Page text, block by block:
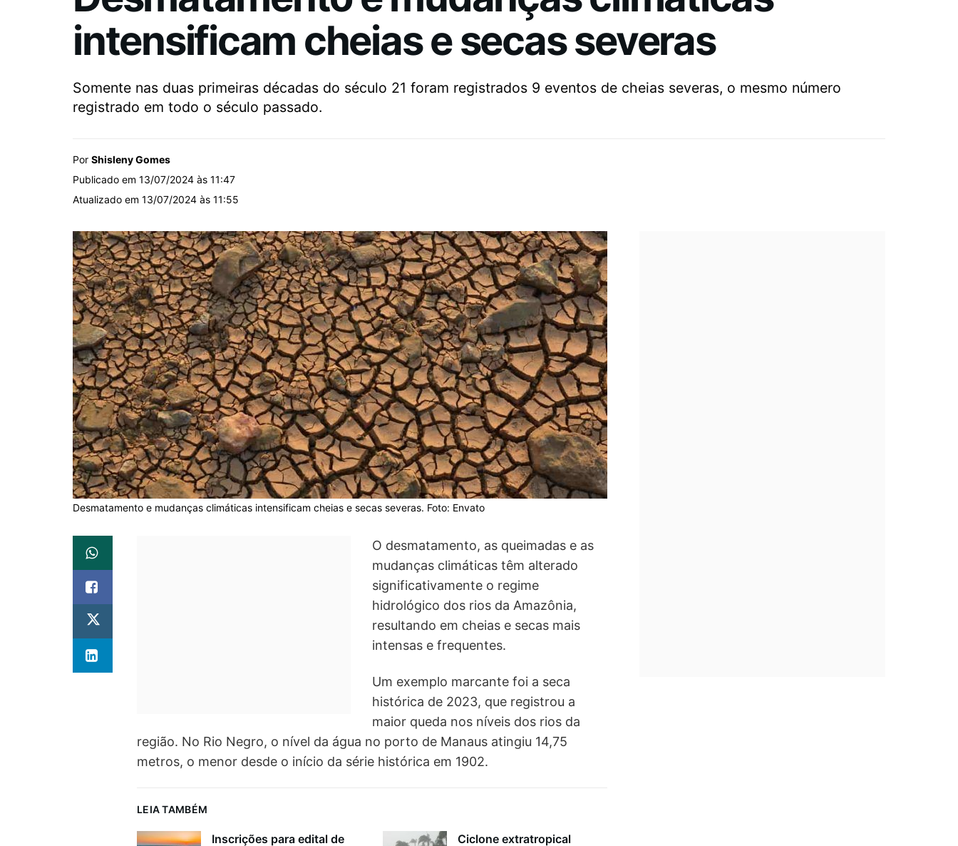
intensificam cheias e secas severas
Somente nas duas primeiras décadas do século 21 foram registrados 9 eventos de cheias severas, o mesmo número
registrado em todo o século passado.
Por Shisleny Gomes
Publicado em 13/07/2024 às 11:47
Atualizado em 13/07/2024 às 11:55
Desmatamento e mudanças climáticas intensificam cheias e secas severas. Foto: Envato
O desmatamento, as queimadas e as
mudanças climáticas têm alterado
significativamente o regime
hidrológico dos rios da Amazônia,
resultando em cheias e secas mais
intensas e frequentes.
Um exemplo marcante foi a seca
histórica de 2023, que registrou a
maior queda nos níveis dos rios da
região. No Rio Negro, o nível da água no porto de Manaus atingiu 14,75
metros, o menor desde o início da série histórica em 1902.
LEIA TAMBÉM
Inscrições para edital de
Ciclone extratropical